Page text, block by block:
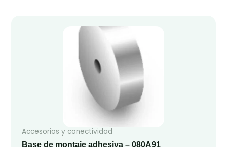
Accesorios y conectividad
Base de montaje adhesiva – 080A91